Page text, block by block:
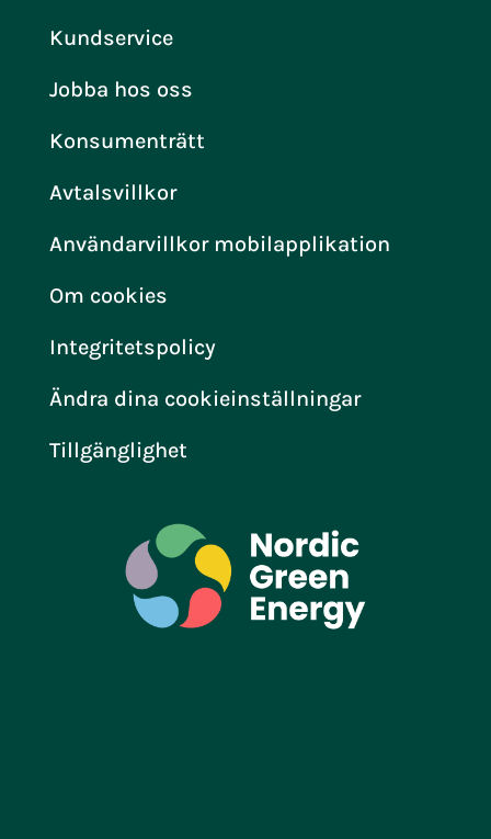
Kundservice
Jobba hos oss
Konsumenträtt
Avtalsvillkor
Användarvillkor mobilapplikation
Om cookies
Integritetspolicy
Ändra dina cookieinställningar
Tillgänglighet